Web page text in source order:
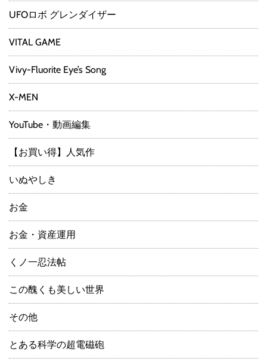
UFOロボ グレンダイザー
VITAL GAME
Vivy-Fluorite Eye’s Song
X-MEN
YouTube・動画編集
【お買い得】人気作
いぬやしき
お金
お金・資産運用
くノ一忍法帖
この醜くも美しい世界
その他
とある科学の超電磁砲